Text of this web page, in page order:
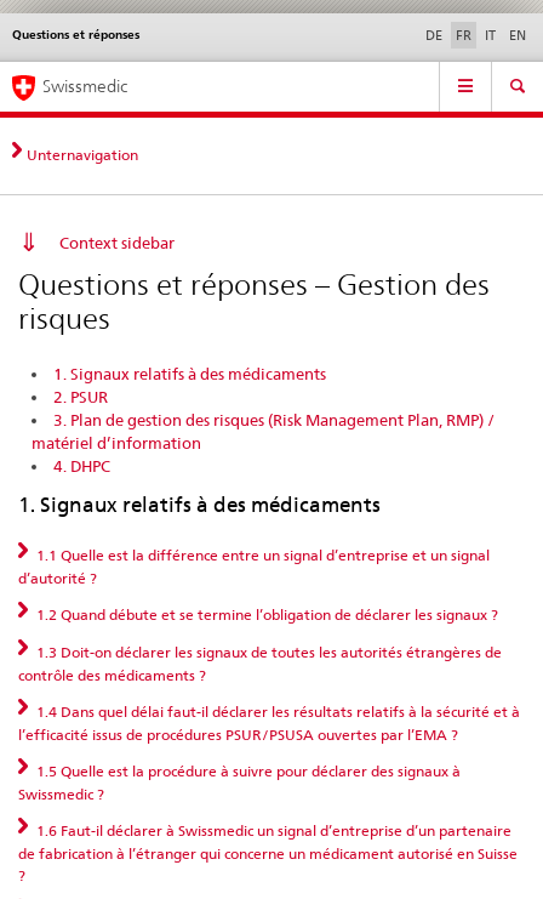
Navigation
directe:
actualités,
bases
contact
Actualités & Mises à
normes
Contact | Support &
aide
Questions et réponses DE FR IT EN
Service
Navigation
Swissmedic
Unternavigation
Context sidebar
Questions et réponses – Gestion des
risques
1. Signaux relatifs à des médicaments
2. PSUR
3. Plan de gestion des risques (Risk Management Plan, RMP) /
matériel d’information
4. DHPC
1. Signaux relatifs à des médicaments
1.1 Quelle est la différence entre un signal d’entreprise et un signal
d’autorité ?
1.2 Quand débute et se termine l’obligation de déclarer les signaux ?
1.3 Doit-on déclarer les signaux de toutes les autorités étrangères de
contrôle des médicaments ?
1.4 Dans quel délai faut-il déclarer les résultats relatifs à la sécurité et à
l’efficacité issus de procédures PSUR/PSUSA ouvertes par l’EMA ?
1.5 Quelle est la procédure à suivre pour déclarer des signaux à
Swissmedic ?
1.6 Faut-il déclarer à Swissmedic un signal d’entreprise d’un partenaire
de fabrication à l’étranger qui concerne un médicament autorisé en Suisse
?